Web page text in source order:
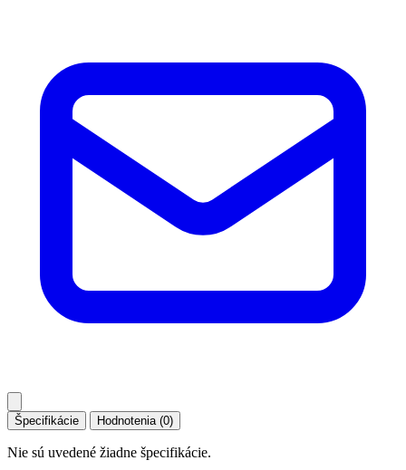
Špecifikácie Hodnotenia (0)
Nie sú uvedené žiadne špecifikácie.